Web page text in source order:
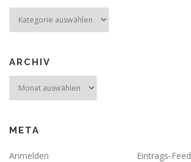
ARCHIV
META
Anmelden
Eintrags-Feed